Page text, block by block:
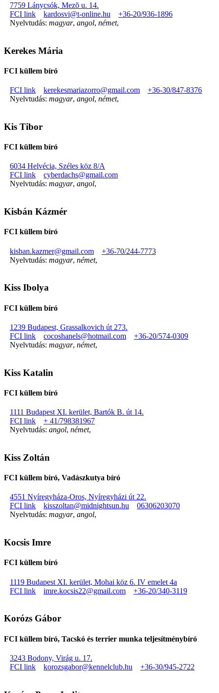
7759 Lánycsók, Mezõ u. 14.
FCI link
kardosvi@t-online.hu
+36-20/936-1896
Nyelvtudás: magyar, angol, német,
Kerekes Mária
FCI küllem bíró
FCI link kerekesmariazorro@gmail.com
+36-30/847-8376
Nyelvtudás: magyar, angol, német,
Kis Tibor
FCI küllem bíró
6034 Helvécia, Széles köz 8/A
FCI link
cyberdachs@gmail.com
Nyelvtudás: magyar, angol,
Kisbán Kázmér
FCI küllem bíró
kisban.kazmer@gmail.com
+36-70/244-7773
Nyelvtudás: magyar, német,
Kiss Ibolya
FCI küllem bíró
1239 Budapest, Grassalkovich út 273.
FCI link
cocoshanels@hotmail.com
+36-20/574-0309
Nyelvtudás: magyar, német,
Kiss Katalin
FCI küllem bíró
1111 Budapest XI. kerület, Bartók B. út 14.
FCI link
+ 41/798381967
Nyelvtudás: angol, német,
Kiss Zoltán
FCI küllem bíró, Vadászkutya bíró
4551 Nyíregyháza-Oros, Nyíregyházi út 22.
FCI link
kisszoltan@midnightsun.hu
06306203070
Nyelvtudás: magyar, angol,
Kocsis Imre
FCI küllem bíró
1119 Budapest XI. kerület, Mohai köz 6. IV emelet 4a
FCI link
imre.kocsis22@gmail.com +36-20/340-3119
Korózs Gábor
FCI küllem bíró, Tacskó és terrier munka teljesítménybíró
3243 Bodony, Virág u. 17.
FCI link
korozsgabor@kennelclub.hu +36-30/945-2722